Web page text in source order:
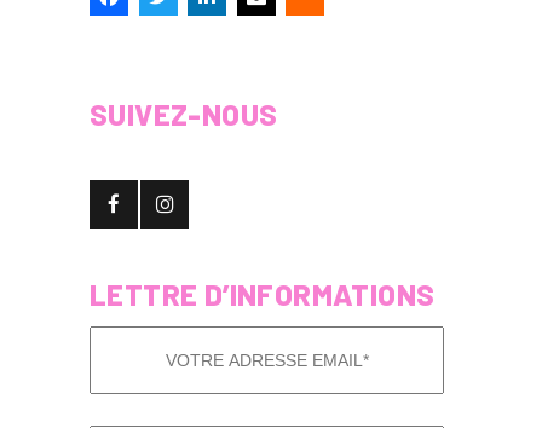
SUIVEZ-NOUS
LETTRE D’INFORMATIONS